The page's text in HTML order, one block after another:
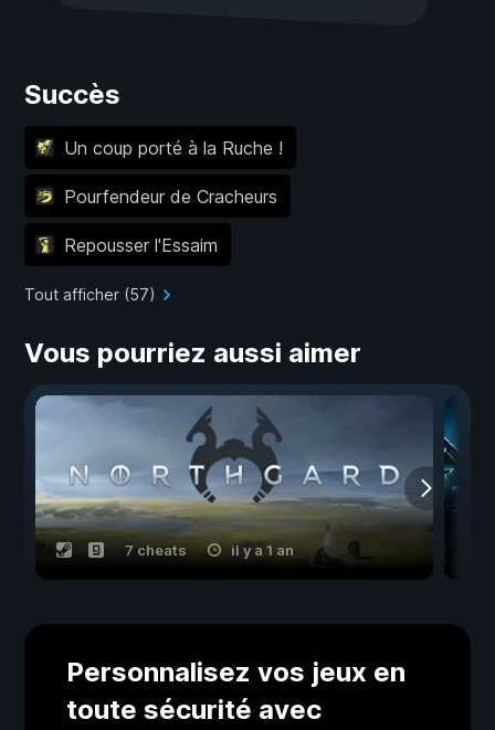
Succès
Un coup porté à la Ruche !
Pourfendeur de Cracheurs
Repousser l'Essaim
Tout afficher (57)
Vous pourriez aussi aimer
7 cheats il y a 1 an
Personnalisez vos jeux en
toute sécurité avec